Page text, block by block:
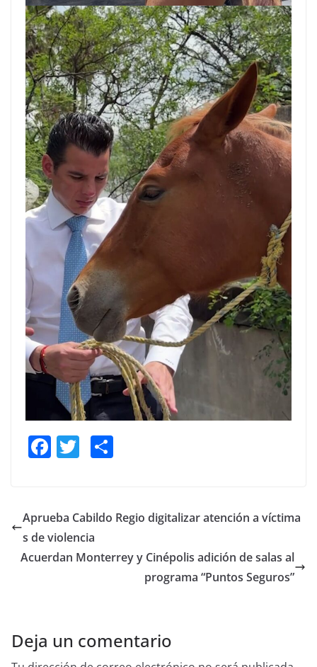
F
e
b
o
T
er e
Aprueba Cabildo Regio digitalizar atención a víctima
s de violencia
Acuerdan Monterrey y Cinépolis adición de salas al
programa “Puntos Seguros”
Deja un comentario